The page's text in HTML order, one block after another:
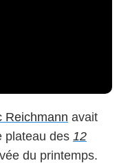
Reichmann avait
plateau des 12
du printemps.